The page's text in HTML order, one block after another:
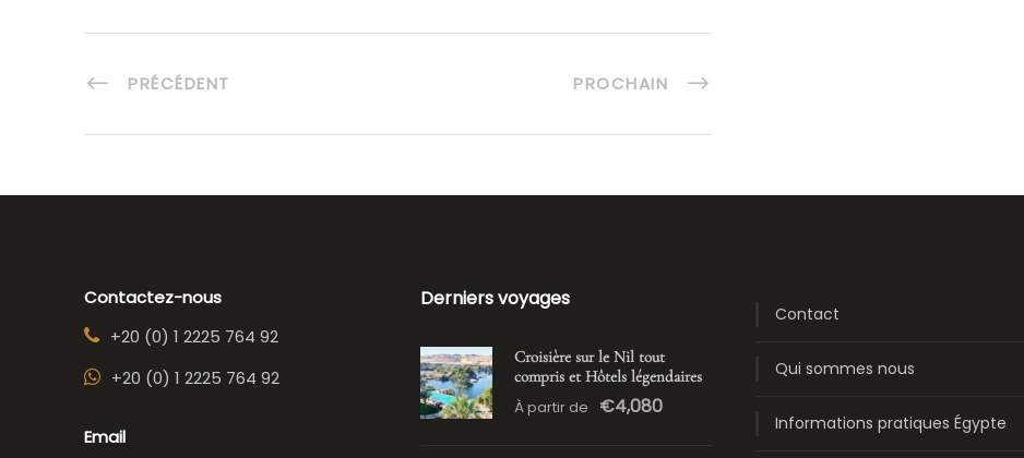
PRÉCÉDENT PROCHAIN
Contactez-nous
+20 (0) 1 2225 764 92
+20 (0) 1 2225 764 92
Email
Derniers voyages
Croisière sur le Nil tout
compris et Hôtels légendaires
À partir de €4,080
Contact
Qui sommes nous
Informations pratiques Égypte